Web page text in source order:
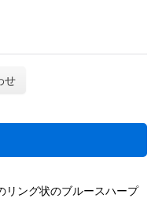
せ
リング状のブルースハープ